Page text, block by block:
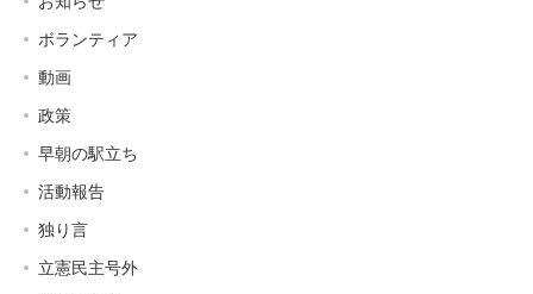
ボランティア
動画
政策
早朝の駅立ち
活動報告
独り言
立憲民主号外